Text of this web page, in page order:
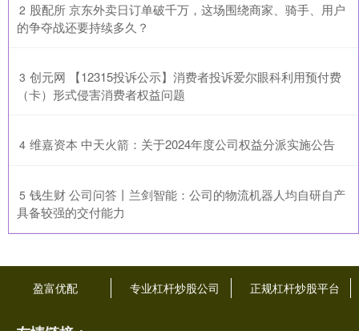
2 ​股配所 京东外卖日订单破千万，这场围绕商家、骑手、用户
的争夺战还要持续多久？
3 ​创元网 【12315投诉公示】消费者投诉爱尔眼科利用预付费
（卡）形式侵害消费者权益问题
4 ​维嘉资本 中天火箭：关于2024年度公司权益分派实施公告
5 ​钱生财 公司问答丨兰剑智能：公司的物流机器人均自研自产
具备较强的交付能力
盈富优配 专业杠杆炒股公司 正规杠杆炒股平台